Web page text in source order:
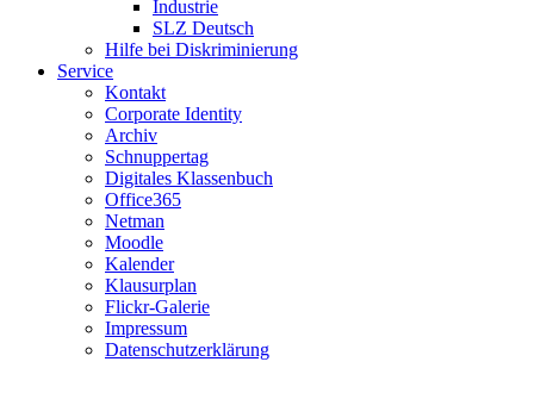
Industrie
SLZ Deutsch
Hilfe bei Diskriminierung
Service
Kontakt
Corporate Identity
Archiv
Schnuppertag
Digitales Klassenbuch
Office365
Netman
Moodle
Kalender
Klausurplan
Flickr-Galerie
Impressum
Datenschutzerklärung